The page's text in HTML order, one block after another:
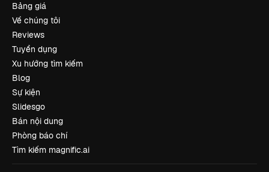
Bảng giá
Về chúng tôi
Reviews
Tuyển dụng
Xu hướng tìm kiếm
Blog
Sự kiện
Slidesgo
Bán nội dung
Phòng báo chí
Tìm kiếm magnific.ai